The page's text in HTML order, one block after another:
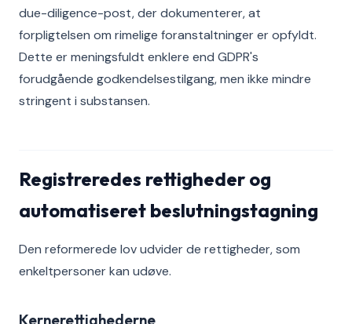
due-diligence-post, der dokumenterer, at
forpligtelsen om rimelige foranstaltninger er opfyldt.
Dette er meningsfuldt enklere end GDPR's
forudgående godkendelsestilgang, men ikke mindre
stringent i substansen.
Registreredes rettigheder og
automatiseret beslutningstagning
Den reformerede lov udvider de rettigheder, som
enkeltpersoner kan udøve.
Kernerettighederne